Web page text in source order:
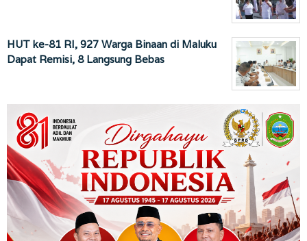
HUT ke-81 RI, 927 Warga Binaan di Maluku
Dapat Remisi, 8 Langsung Bebas